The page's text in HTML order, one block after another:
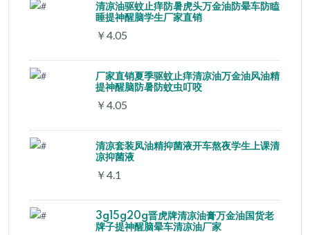
清凉油驱蚊止痒防暑虎头万金油防晕车防瞌
睡提神醒脑学生厂家直销
￥4.05
厂家直销夏季驱蚊止痒清凉油万金油风油精
提神醒脑防暑防蚊虫叮咬
￥4.05
清凉套装凤油精抑菌液开车熬夜学生上课清
凉抑菌液
￥4.1
3g15g20g晋虎牌清凉油膏万金油国货老
牌子提神醒脑晕车清凉油厂家